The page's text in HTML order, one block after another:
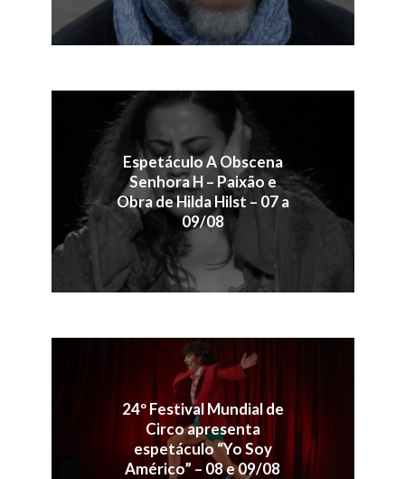
Espetáculo A Obscena
Senhora H – Paixão e
Obra de Hilda Hilst – 07 a
09/08
24º Festival Mundial de
Circo apresenta
espetáculo “Yo Soy
Américo” – 08 e 09/08